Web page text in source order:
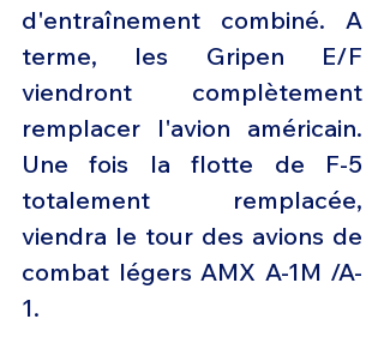
d'entraînement combiné. A
terme, les Gripen E/F
viendront complètement
remplacer l'avion américain.
Une fois la flotte de F-5
totalement remplacée,
viendra le tour des avions de
combat légers AMX A-1M /A-
1.